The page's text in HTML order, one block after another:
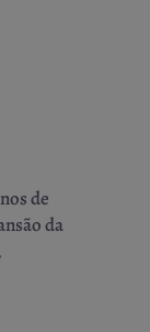
de
da